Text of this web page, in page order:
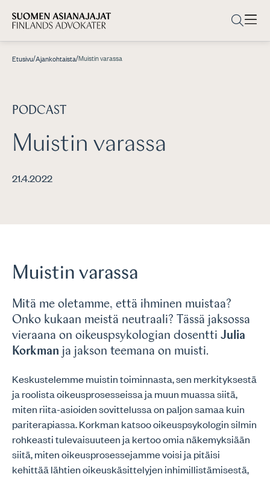
Etusivu/Ajankohtaista/Muistin varassa
PODCAST
Muistin varassa
21.4.2022
Muistin varassa
Mitä me oletamme, että ihminen muistaa?
Onko kukaan meistä neutraali? Tässä jaksossa
vieraana on oikeuspsykologian dosentti Julia
Korkman ja jakson teemana on muisti.
Keskustelemme muistin toiminnasta, sen merkityksestä
ja roolista oikeusprosesseissa ja muun muassa siitä,
miten riita-asioiden sovittelussa on paljon samaa kuin
pariterapiassa. Korkman katsoo oikeuspsykologin silmin
rohkeasti tulevaisuuteen ja kertoo omia näkemyksiään
siitä, miten oikeusprosessejamme voisi ja pitäisi
kehittää lähtien oikeuskäsittelyjen inhimillistämisestä,